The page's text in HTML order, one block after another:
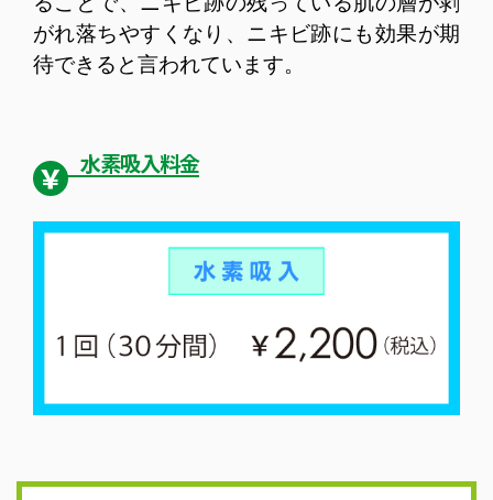
がれ落ちやすくなり、ニキビ跡にも効果が期
待できると言われています。
￥ 水素吸入料金